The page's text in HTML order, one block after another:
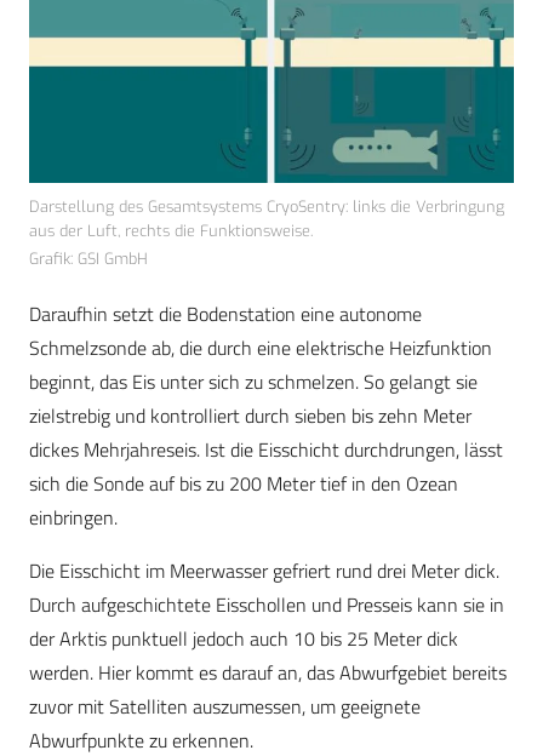
Darstellung des Gesamtsystems CryoSentry: links die Verbringung
aus der Luft, rechts die Funktionsweise.
Grafik: GSI GmbH
Daraufhin setzt die Bodenstation eine autonome
Schmelzsonde ab, die durch eine elektrische Heizfunktion
beginnt, das Eis unter sich zu schmelzen. So gelangt sie
zielstrebig und kontrolliert durch sieben bis zehn Meter
dickes Mehrjahreseis. Ist die Eisschicht durchdrungen, lässt
sich die Sonde auf bis zu 200 Meter tief in den Ozean
einbringen.
Die Eisschicht im Meerwasser gefriert rund drei Meter dick.
Durch aufgeschichtete Eisschollen und Presseis kann sie in
der Arktis punktuell jedoch auch 10 bis 25 Meter dick
werden. Hier kommt es darauf an, das Abwurfgebiet bereits
zuvor mit Satelliten auszumessen, um geeignete
Abwurfpunkte zu erkennen.